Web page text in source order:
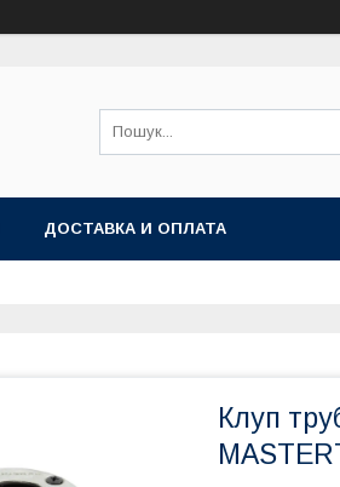
ДОСТАВКА И ОПЛАТА
Клуп